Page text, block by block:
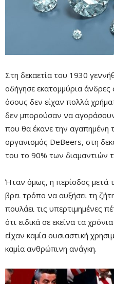
Στη δεκαετία του 1930
οδήγησε εκατομμύρια άνδρες
όσους δεν είχαν πολλά
δεν μπορούσαν να
που θα έκανε την αγαπημένη
οργανισμός DeBeers, στη
του το 90% των διαμαντιών
Mute
Ήταν όμως, η περίοδος μετά
βρει τρόπο να αυξήσει τη
πουλάει τις υπερτιμημένες
ότι ειδικά σε εκείνα τα
είχαν καμία ουσιαστική
καμία ανθρώπινη ανάγκη.